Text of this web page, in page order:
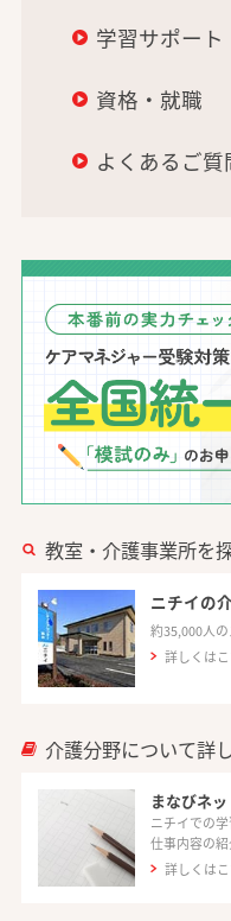
学習サポート
資格・就職
よくあるご質
教室・介護事業所を
ニチイの
約35,000人の
詳しくは
介護分野について詳
まなびネ
ニチイでの
仕事内容の紹
詳しくは